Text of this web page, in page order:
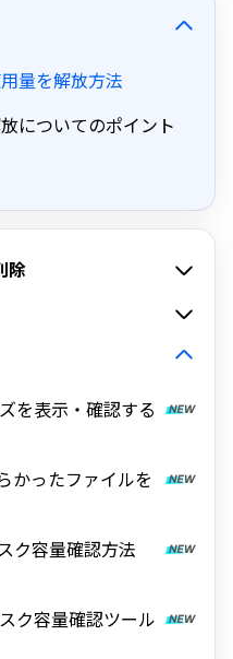
量を解放方法
についてのポイント
除
を表示・確認する
かったファイルを
ク容量確認方法
ク容量確認ツール